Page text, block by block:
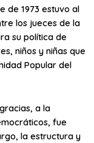
de 1973 estuvo al
los jueces de la
su política de
niños y niñas que
Popular del
a la
fue
la estructura y